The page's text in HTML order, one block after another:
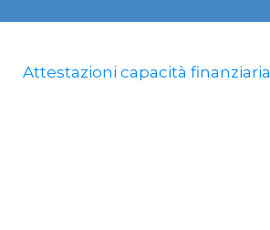
Attestazioni capacità finanziaria